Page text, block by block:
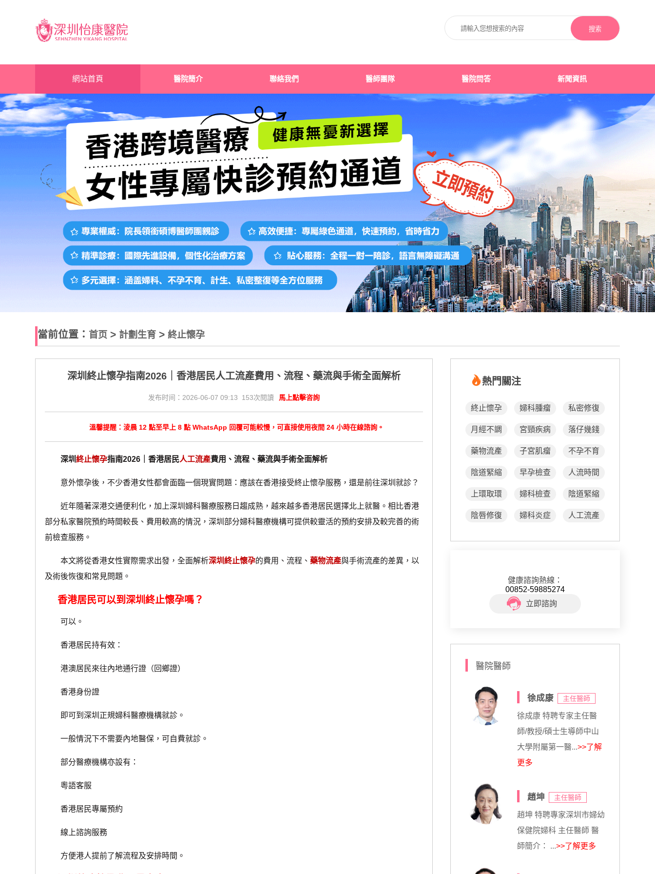
搜索
網站首頁 醫院簡介 聯絡我們 醫師團隊 醫院問答 新聞資訊
當前位置： 首页 > 計劃生育 > 終止懷孕
深圳終止懷孕指南2026｜香港居民人工流產費用、流程、藥流與手術全面解析
发布时间：2026-06-07 09:13 153次閱讀 馬上點擊咨詢
溫馨提醒：淩晨 12 點至早上 8 點 WhatsApp 回覆可能較慢，可直接使用夜間 24 小時在線諮詢。
深圳終止懷孕指南2026｜香港居民人工流產費用、流程、藥流與手術全面解析
意外懷孕後，不少香港女性都會面臨一個現實問題：應該在香港接受終止懷孕服務，還是前往深圳就診？
近年隨著深港交通便利化，加上深圳婦科醫療服務日趨成熟，越來越多香港居民選擇北上就醫。相比香港
部分私家醫院預約時間較長、費用較高的情況，深圳部分婦科醫療機構可提供較靈活的預約安排及較完善的術
前檢查服務。
本文將從香港女性實際需求出發，全面解析深圳終止懷孕的費用、流程、 藥物流產與手術流產的差異，以
及術後恢復和常見問題。
香港居民可以到深圳終止懷孕嗎？
可以。
香港居民持有效：
港澳居民來往內地通行證（回鄉證）
香港身份證
即可到深圳正規婦科醫療機構就診。
一般情況下不需要內地醫保，可自費就診。
部分醫療機構亦設有：
粵語客服
香港居民專屬預約
線上諮詢服務
方便港人提前了解流程及安排時間。
熱門關注
終止懷孕 婦科腫瘤 私密修復
月經不調 宮頸疾病 落仔幾錢
藥物流產 子宮肌瘤 不孕不育
陰道緊縮 早孕檢查 人流時間
上環取環 婦科檢查 陰道緊縮
陰唇修復 婦科炎症 人工流產
健康諮詢熱線：
00852-59885274
立即諮詢
醫院醫師
徐成康 主任醫師
徐成康 特聘专家主任醫
師/教授/碩士生導師中山
大學附屬第一醫...>>了解
更多
趙坤 主任醫師
趙坤 特聘專家深圳市婦幼
保健院婦科 主任醫師 醫
師簡介： ...>>了解更多